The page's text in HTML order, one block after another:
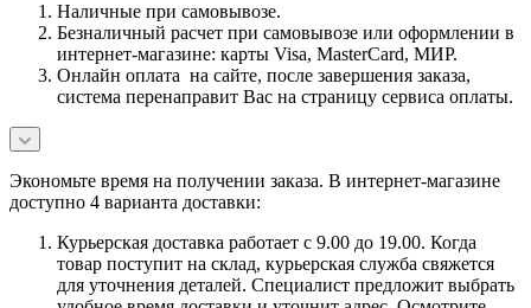
Наличные при самовывозе.
Безналичный расчет при самовывозе или оформлении в
интернет-магазине: карты Visa, MasterCard, МИР.
Онлайн оплата на сайте, после завершения заказа,
система перенаправит Вас на страницу сервиса оплаты.
Экономьте время на получении заказа. В интернет-магазине
доступно 4 варианта доставки:
Курьерская доставка работает с 9.00 до 19.00. Когда
товар поступит на склад, курьерская служба свяжется
для уточнения деталей. Специалист предложит выбрать